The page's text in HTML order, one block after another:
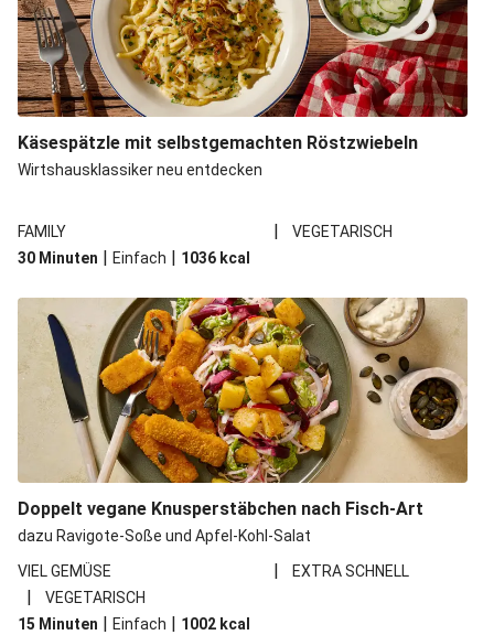
Käsespätzle mit selbstgemachten Röstzwiebeln
Wirtshausklassiker neu entdecken
FAMILY |
VEGETARISCH
30 Minuten | Einfach | 1036 kcal
Doppelt vegane Knusperstäbchen nach Fisch-Art
dazu Ravigote-Soße und Apfel-Kohl-Salat
VIEL GEMÜSE
| EXTRA SCHNELL
|
VEGETARISCH
15 Minuten | Einfach | 1002 kcal